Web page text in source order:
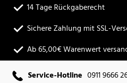
14 Tage Rückgaberecht
Sichere Zahlung mit SSL-
Ab 65,00€ Warenwert
Service-Hotline 0911 9666